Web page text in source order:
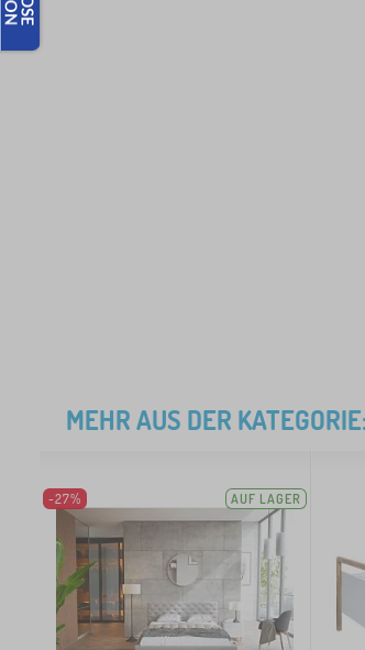
MEHR AUS DER KATEGORIE:
-27% AUF LAGER